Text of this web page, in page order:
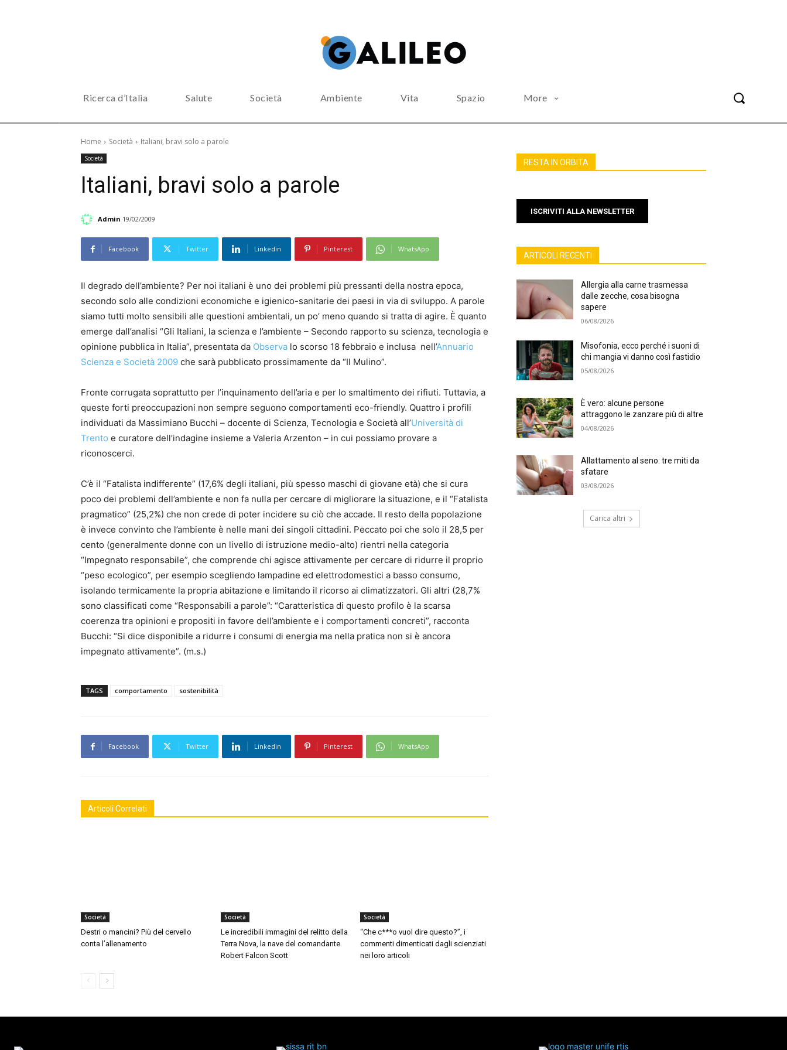
Ricerca d’Italia Salute Società Ambiente Vita Spazio More
Home Società Italiani, bravi solo a parole
Società
Italiani, bravi solo a parole
Admin 19/02/2009
Facebook Twitter Linkedin Pinterest WhatsApp
Il degrado dell’ambiente? Per noi italiani è uno dei problemi più pressanti della nostra epoca,
secondo solo alle condizioni economiche e igienico-sanitarie dei paesi in via di sviluppo. A parole
siamo tutti molto sensibili alle questioni ambientali, un po’ meno quando si tratta di agire. È quanto
emerge dall’analisi “Gli Italiani, la scienza e l’ambiente – Secondo rapporto su scienza, tecnologia e
opinione pubblica in Italia”, presentata da Observa lo scorso 18 febbraio e inclusa nell’Annuario
Scienza e Società 2009 che sarà pubblicato prossimamente da “Il Mulino”.
Fronte corrugata soprattutto per l’inquinamento dell’aria e per lo smaltimento dei rifiuti. Tuttavia, a
queste forti preoccupazioni non sempre seguono comportamenti eco-friendly. Quattro i profili
individuati da Massimiano Bucchi – docente di Scienza, Tecnologia e Società all’Università di
Trento e curatore dell’indagine insieme a Valeria Arzenton – in cui possiamo provare a
riconoscerci.
C’è il “Fatalista indifferente” (17,6% degli italiani, più spesso maschi di giovane età) che si cura
poco dei problemi dell’ambiente e non fa nulla per cercare di migliorare la situazione, e il “Fatalista
pragmatico” (25,2%) che non crede di poter incidere su ciò che accade. Il resto della popolazione
è invece convinto che l’ambiente è nelle mani dei singoli cittadini. Peccato poi che solo il 28,5 per
cento (generalmente donne con un livello di istruzione medio-alto) rientri nella categoria
“Impegnato responsabile”, che comprende chi agisce attivamente per cercare di ridurre il proprio
“peso ecologico”, per esempio scegliendo lampadine ed elettrodomestici a basso consumo,
isolando termicamente la propria abitazione e limitando il ricorso ai climatizzatori. Gli altri (28,7%
sono classificati come “Responsabili a parole”: “Caratteristica di questo profilo è la scarsa
coerenza tra opinioni e propositi in favore dell’ambiente e i comportamenti concreti”, racconta
Bucchi: “Si dice disponibile a ridurre i consumi di energia ma nella pratica non si è ancora
impegnato attivamente”. (m.s.)
TAGS comportamento sostenibilità
Facebook Twitter Linkedin Pinterest WhatsApp
Articoli Correlati
Società
Destri o mancini? Più del cervello
conta l’allenamento
Società
Le incredibili immagini del relitto della
Terra Nova, la nave del comandante
Robert Falcon Scott
Società
“Che c***o vuol dire questo?”, i
commenti dimenticati dagli scienziati
nei loro articoli
RESTA IN ORBITA
ISCRIVITI ALLA NEWSLETTER
ARTICOLI RECENTI
Allergia alla carne trasmessa
dalle zecche, cosa bisogna
sapere
06/08/2026
Misofonia, ecco perché i suoni di
chi mangia vi danno così fastidio
05/08/2026
È vero: alcune persone
attraggono le zanzare più di altre
04/08/2026
Allattamento al seno: tre miti da
sfatare
03/08/2026
Carica altri